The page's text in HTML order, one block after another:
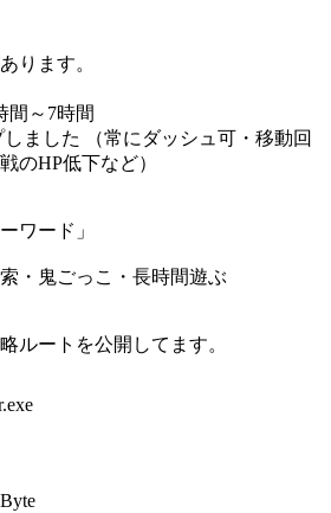
ります。
間～7時間
しました （常にダッシュ可・移動回
のHP低下など）
ワード」
・鬼ごっこ・長時間遊ぶ
ルートを公開してます。